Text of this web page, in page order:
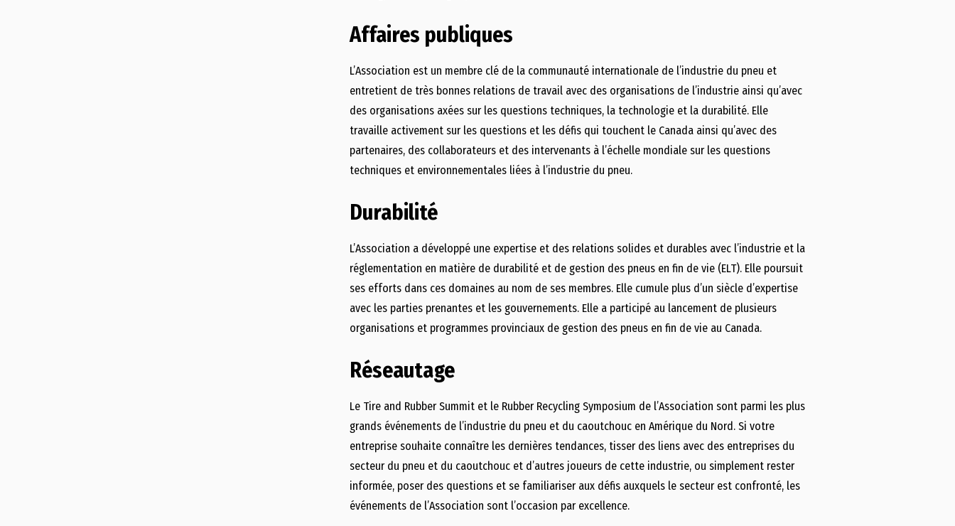
Affaires publiques
L’Association est un membre clé de la communauté internationale de l’industrie du pneu et
entretient de très bonnes relations de travail avec des organisations de l’industrie ainsi qu’avec
des organisations axées sur les questions techniques, la technologie et la durabilité. Elle
travaille activement sur les questions et les défis qui touchent le Canada ainsi qu’avec des
partenaires, des collaborateurs et des intervenants à l’échelle mondiale sur les questions
techniques et environnementales liées à l’industrie du pneu.
Durabilité
L’Association a développé une expertise et des relations solides et durables avec l’industrie et la
réglementation en matière de durabilité et de gestion des pneus en fin de vie (ELT). Elle poursuit
ses efforts dans ces domaines au nom de ses membres. Elle cumule plus d’un siècle d’expertise
avec les parties prenantes et les gouvernements. Elle a participé au lancement de plusieurs
organisations et programmes provinciaux de gestion des pneus en fin de vie au Canada.
Réseautage
Le Tire and Rubber Summit et le Rubber Recycling Symposium de l’Association sont parmi les plus
grands événements de l’industrie du pneu et du caoutchouc en Amérique du Nord. Si votre
entreprise souhaite connaître les dernières tendances, tisser des liens avec des entreprises du
secteur du pneu et du caoutchouc et d’autres joueurs de cette industrie, ou simplement rester
informée, poser des questions et se familiariser aux défis auxquels le secteur est confronté, les
événements de l’Association sont l’occasion par excellence.